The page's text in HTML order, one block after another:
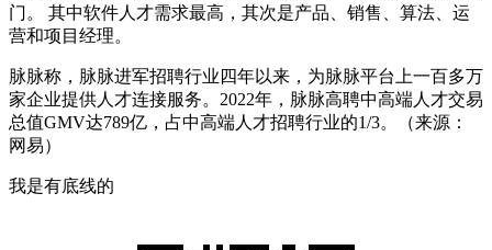
门。 其中软件人才需求最高，其次是产品、销售、算法、运
营和项目经理。
脉脉称，脉脉进军招聘行业四年以来，为脉脉平台上一百多万
家企业提供人才连接服务。2022年，脉脉高聘中高端人才交易
总值GMV达789亿，占中高端人才招聘行业的1/3。（来源：
网易）
我是有底线的